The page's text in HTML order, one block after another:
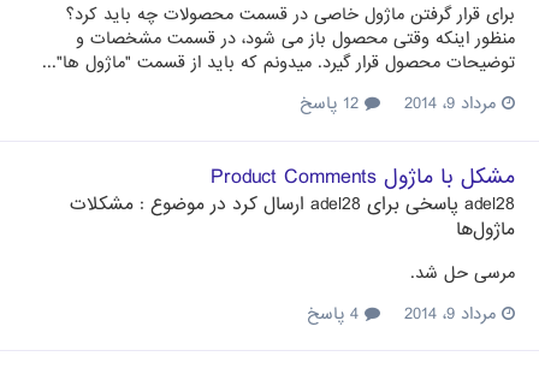
برای قرار گرفتن ماژول خاصی در قسمت محصولات چه باید کرد؟
منظور اینکه وقتی محصول باز می شود، در قسمت مشخصات و
توضیحات محصول قرار گیرد. میدونم که باید از قسمت "ماژول ها"...
مرداد 9، 2014
مشکل با ماژول Product Comments
adel28 پاسخی برای adel28 ارسال کرد در موضوع : مشکلات
ماژول‌ها
مرسی حل شد.
مرداد 9، 2014